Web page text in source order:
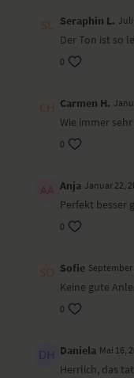
Seraphin L. Juli
Der Ton ist so
0
Carmen H.
Wie immer sehr
0
Anja Januar 22,
Perfekt besser
0
Sofie September
Keine gute
0
Daniela Mai 16,
Herrlich, das